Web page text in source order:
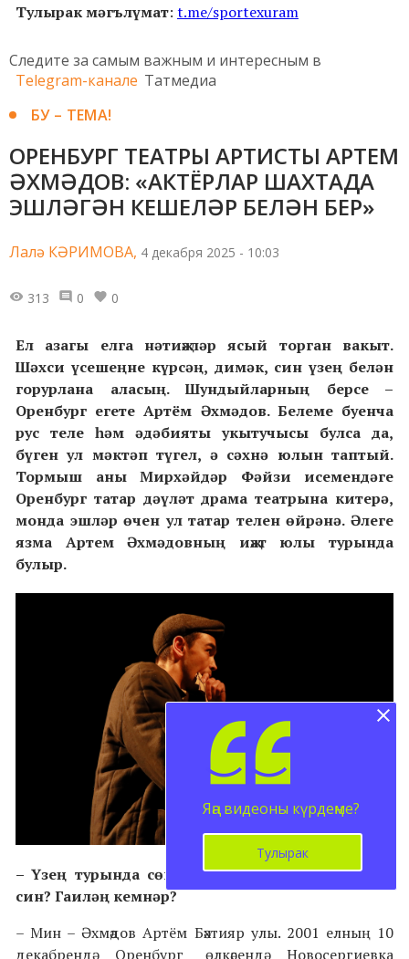
Тулырак мәгълүмат: t.me/sportexuram
Следите за самым важным и интересным в
Telegram-канале Татмедиа
БУ – ТЕМА!
ОРЕНБУРГ ТЕАТРЫ АРТИСТЫ АРТЕМ
ӘХМӘДОВ: «АКТЁРЛАР ШАХТАДА
ЭШЛӘГӘН КЕШЕЛӘР БЕЛӘН БЕР»
Лалә КӘРИМОВА, 4 декабря 2025 - 10:03
313 0 0
Ел азагы елга нәтиҗәләр ясый торган вакыт.
Шәхси үсешеңне күрсәң, димәк, син үзең белән
горурлана аласың. Шундыйларның берсе –
Оренбург егете Артём Әхмәдов. Белеме буенча
рус теле һәм әдәбияты укытучысы булса да,
бүген ул мәктәп түгел, ә сәхнә юлын таптый.
Тормыш аны Мирхәйдәр Фәйзи исемендәге
Оренбург татар дәүләт драма театрына китерә,
монда эшләр өчен ул татар телен өйрәнә. Әлеге
язма Артем Әхмәдовның иҗат юлы турында
булыр.
– Үзең турында сөйлә. Ничә яшь, кайсы яктан
син? Гаиләң кемнәр?
–Мин – Әхмәдов Артём Бәхтияр улы. 2001 елның 10
декабрендә Оренбург өлкәсендә Новосергиевка
Яңа видеоны күрдеңме?
Тулырак